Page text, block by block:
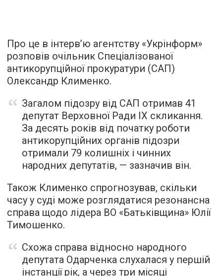
Про це в інтерв’ю агентству «Укрінформ»
розповів очільник Спеціалізованої
антикорупційної прокуратури (САП)
Олександр Клименко.
Загалом підозру від САП отримав 41
депутат Верховної Ради IX скликання.
За десять років від початку роботи
антикорупційних органів підозри
отримали 79 колишніх і чинних
народних депутатів, — зазначив він.
Також Клименко спрогнозував, скільки
часу у суді може розглядатися резонансна
справа щодо лідера ВО «Батьківщина» Юлії
Тимошенко.
Схожа справа відносно народного
депутата Одарченка слухалася у першій
інстанції рік, а через три місяці